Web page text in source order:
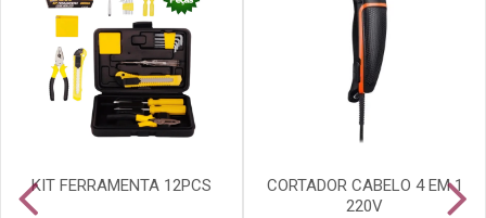
KIT FERRAMENTA 12PCS
CORTADOR CABELO 4 EM 1
220V